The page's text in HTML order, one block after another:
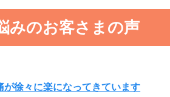
みのお客さまの声
が徐々に楽になってきています